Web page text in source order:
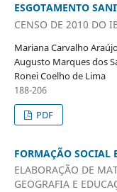
ESGOTAMENTO
CENSO DE 2010 DO
Mariana Carvalho
Augusto Marques dos
Ronei Coelho de Lima
188-206
PDF
FORMAÇÃO SOCIAL
ELABORAÇÃO DE
GEOGRAFIA E